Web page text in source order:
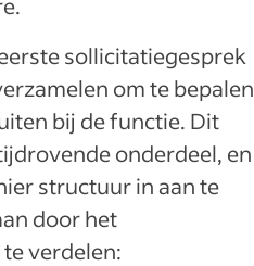
sollicitatiegesprek
om te bepalen
bij de functie. Dit
onderdeel, en
structuur in aan te
door het
verdelen: